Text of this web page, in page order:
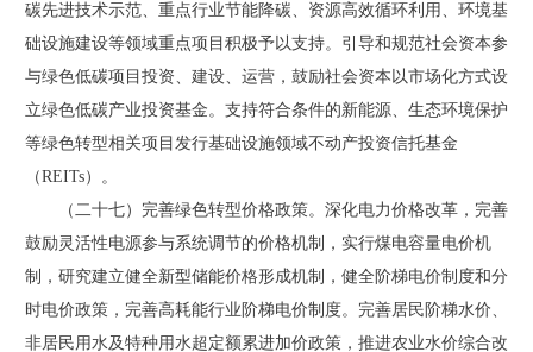
碳先进技术示范、重点行业节能降碳、资源高效循环利用、环境基
础设施建设等领域重点项目积极予以支持。引导和规范社会资本参
与绿色低碳项目投资、建设、运营，鼓励社会资本以市场化方式设
立绿色低碳产业投资基金。支持符合条件的新能源、生态环境保护
等绿色转型相关项目发行基础设施领域不动产投资信托基金
（REITs）。
（二十七）完善绿色转型价格政策。深化电力价格改革，完善
鼓励灵活性电源参与系统调节的价格机制，实行煤电容量电价机
制，研究建立健全新型储能价格形成机制，健全阶梯电价制度和分
时电价政策，完善高耗能行业阶梯电价制度。完善居民阶梯水价、
非居民用水及特种用水超定额累进加价政策，推进农业水价综合改